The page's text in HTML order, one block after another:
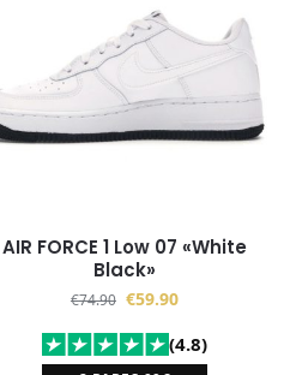
AIR FORCE 1 Low 07 «White
Black»
€74.90 €59.90
(4.8)